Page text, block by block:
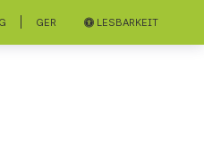
GER LESBARKEIT